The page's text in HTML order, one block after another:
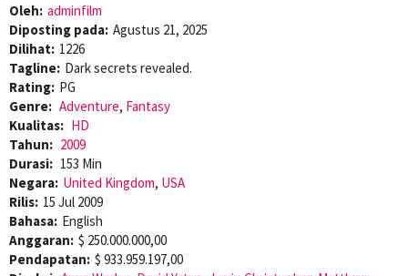
Oleh: adminfilm
Diposting pada: Agustus 21, 2025
Dilihat: 1226
Tagline: Dark secrets revealed.
Rating: PG
Genre: Adventure, Fantasy
Kualitas: HD
Tahun: 2009
Durasi: 153 Min
Negara: United Kingdom, USA
Rilis: 15 Jul 2009
Bahasa: English
Anggaran: $ 250.000.000,00
Pendapatan: $ 933.959.197,00